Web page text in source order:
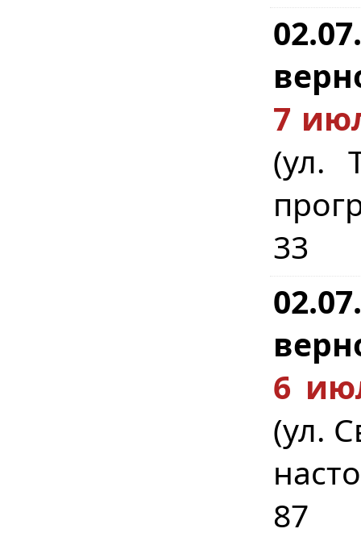
7
(ул.
33
6
(ул.
87